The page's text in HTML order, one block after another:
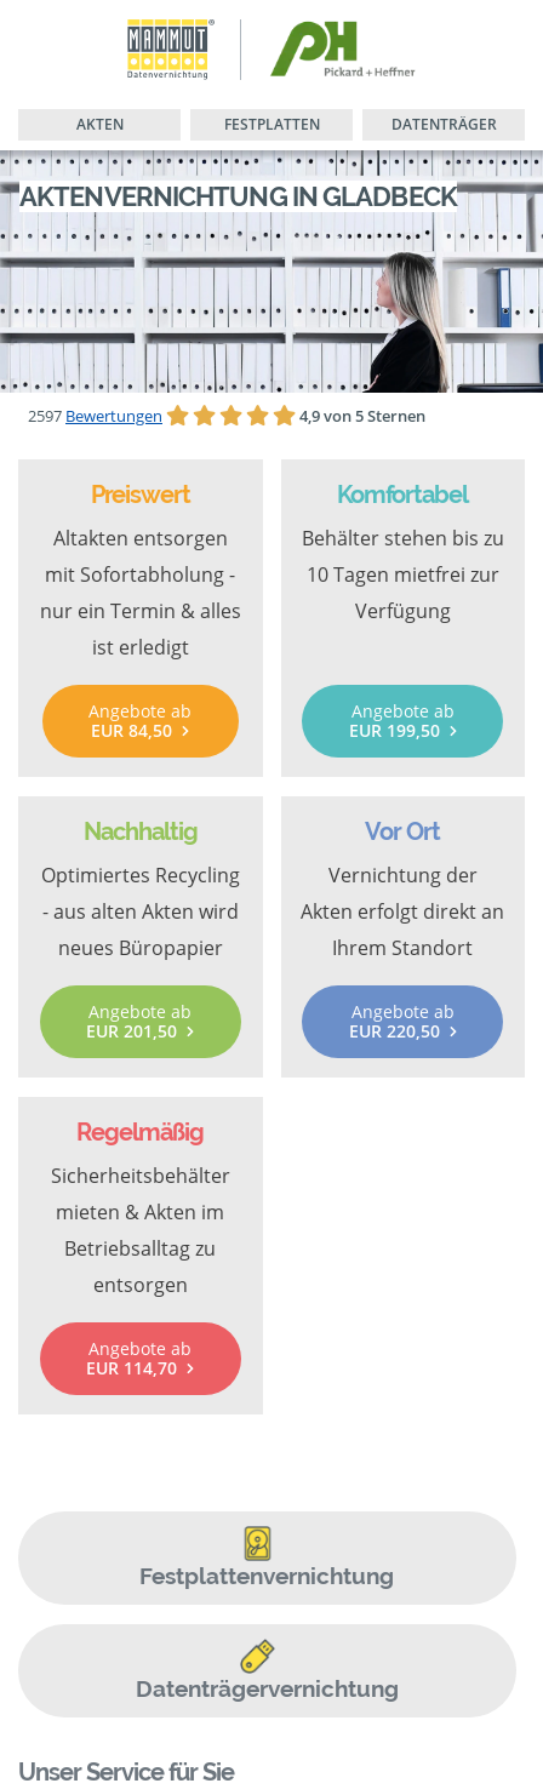
AKTEN FESTPLATTEN DATENTRÄGER
AKTENVERNICHTUNG IN GLADBECK
2597 Bewertungen 4,9 von 5 Sternen
Preiswert
Altakten entsorgen
mit Sofortabholung -
nur ein Termin & alles
ist erledigt
Angebote ab
EUR 84,50
Komfortabel
Behälter stehen bis zu
10 Tagen mietfrei zur
Verfügung
Angebote ab
EUR 199,50
Nachhaltig
Optimiertes Recycling
- aus alten Akten wird
neues Büropapier
Angebote ab
EUR 201,50
Vor Ort
Vernichtung der
Akten erfolgt direkt an
Ihrem Standort
Angebote ab
EUR 220,50
Regelmäßig
Sicherheitsbehälter
mieten & Akten im
Betriebsalltag zu
entsorgen
Angebote ab
EUR 114,70
Festplattenvernichtung
Datenträgervernichtung
Unser Service für Sie